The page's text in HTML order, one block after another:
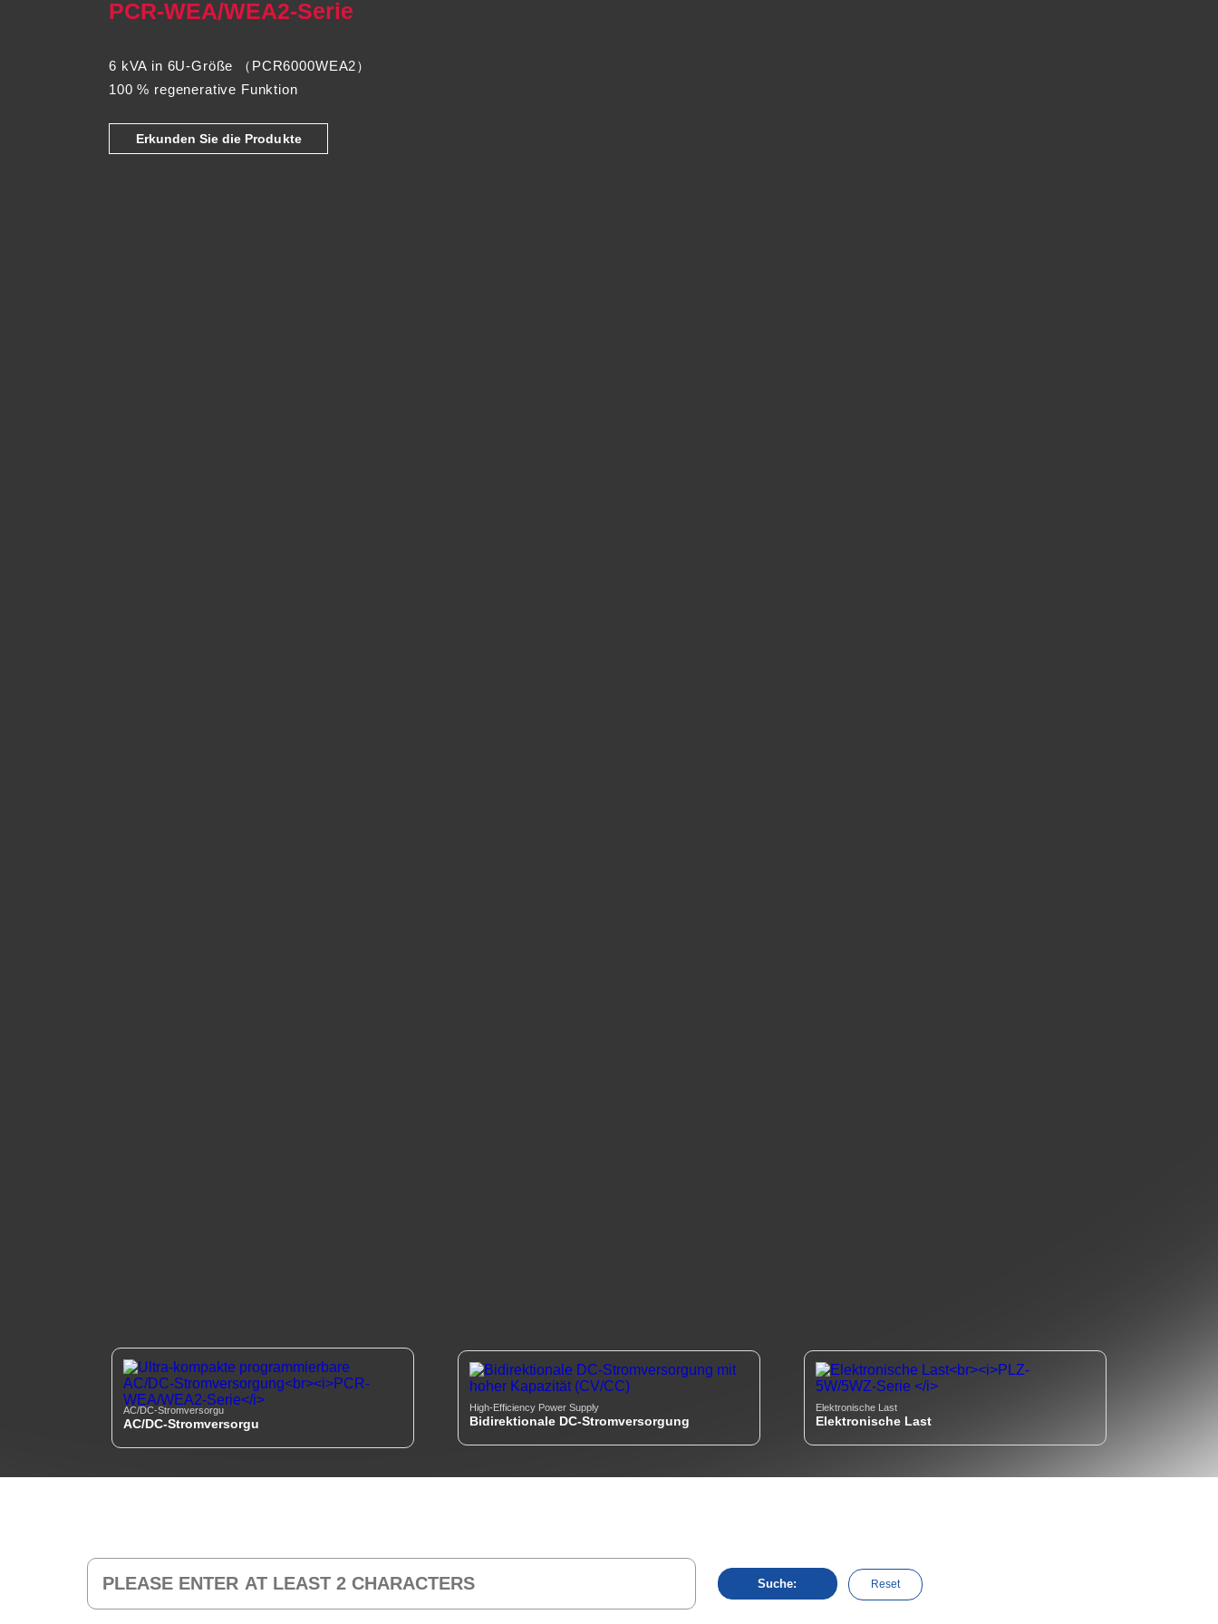
PCR-WEA/WEA2-Serie
6 kVA in 6U-Größe （PCR6000WEA2）
100 % regenerative Funktion
Erkunden Sie die Produkte
AC/DC-Stromversorgu
AC/DC-Stromversorgu
High-Efficiency Power Supply
Bidirektionale DC-Stromversorgung
Elektronische Last
Elektronische Last
Suche: Reset